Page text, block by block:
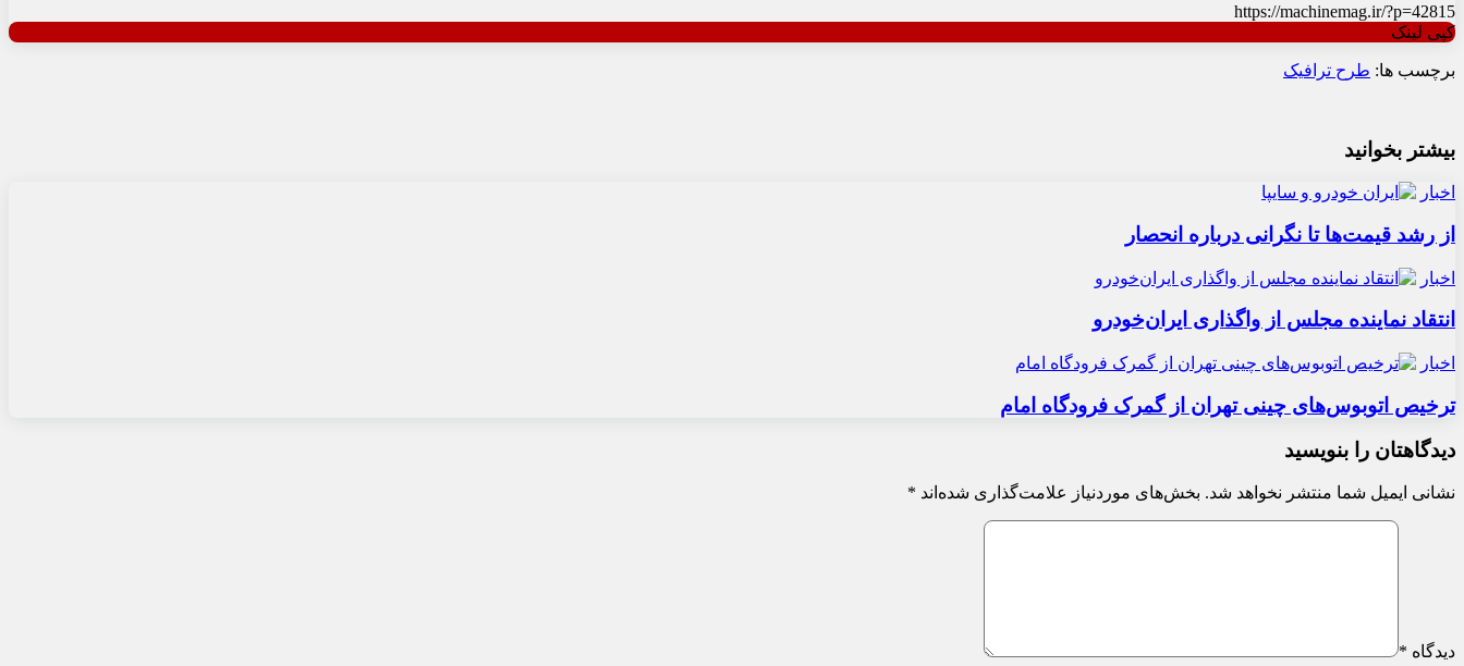
https://machinemag.ir/?p=42815
کپی لینک
برچسب ها: طرح ترافیک
بیشتر بخوانید
اخبار
از رشد قیمت‌ها تا نگرانی درباره انحصار
اخبار
انتقاد نماینده مجلس از واگذاری ایران‌خودرو
اخبار
ترخیص اتوبوس‌های چینی تهران از گمرک فرودگاه امام
دیدگاهتان را بنویسید
نشانی ایمیل شما منتشر نخواهد شد. بخش‌های موردنیاز علامت‌گذاری شده‌اند *
دیدگاه *